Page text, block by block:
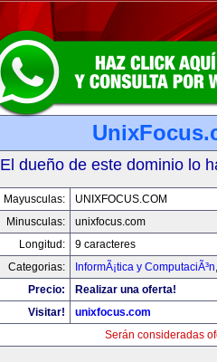
El dueño de este dominio lo
Mayusculas:
UNIXFOCUS.COM
Minusculas:
unixfocus.com
Longitud:
9 caracteres
Categorias:
InformÃ¡tica y ComputaciÃ³n,
Precio:
Realizar una oferta!
Visitar!
unixfocus.com
Serán consideradas